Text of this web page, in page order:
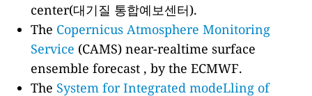
center(대기질 통합예보센터).
The Copernicus Atmosphere Monitoring
Service (CAMS) near-realtime surface
ensemble forecast , by the ECMWF.
The System for Integrated modeLling of